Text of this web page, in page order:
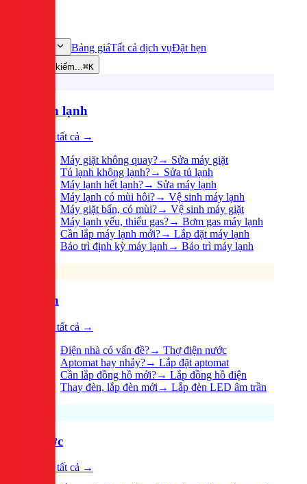
Bảng giáTất cả dịch vụĐặt hẹn
Tìm kiếm...⌘K
Điện lạnh
Xem tất cả →
Máy giặt không quay?→ Sửa máy giặt
Tủ lạnh không lạnh?→ Sửa tủ lạnh
Máy lạnh hết lạnh?→ Sửa máy lạnh
Máy lạnh có mùi hôi?→ Vệ sinh máy lạnh
Máy giặt bẩn, có mùi?→ Vệ sinh máy giặt
Máy lạnh yếu, thiếu gas?→ Bơm gas máy lạnh
Cần lắp máy lạnh mới?→ Lắp đặt máy lạnh
Bảo trì định kỳ máy lạnh→ Bảo trì máy lạnh
Điện
Xem tất cả →
Điện nhà có vấn đề?→ Thợ điện nước
Aptomat hay nhảy?→ Lắp đặt aptomat
Cần lắp đồng hồ mới?→ Lắp đồng hồ điện
Thay đèn, lắp đèn mới → Lắp đèn LED âm trần
Nước
Xem tất cả →